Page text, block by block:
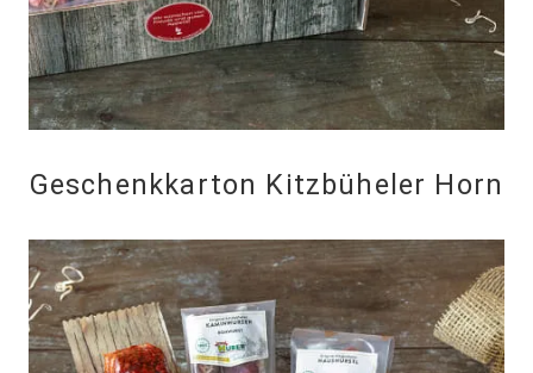
Geschenkkarton Kitzbüheler Horn